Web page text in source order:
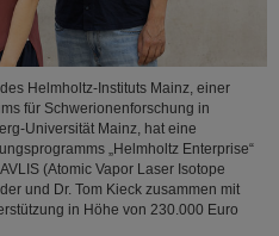
Helmholtz-Instituts Mainz, einer
für Schwerionenforschung in
Universität Mainz, hat eine
„Helmholtz Enterprise“
(Atomic Vapor Laser Isotope
und Dr. Tom Kieck zusammen mit
in Höhe von 230.000 Euro